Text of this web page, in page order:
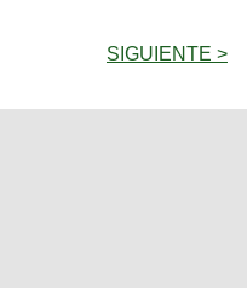
SIGUIENTE >